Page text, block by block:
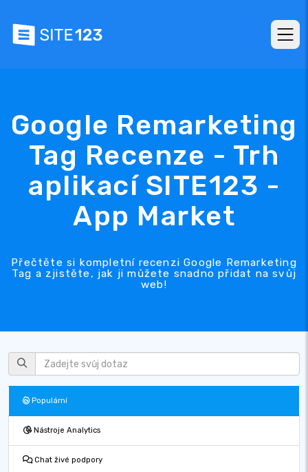
Google Remarketing
Tag Recenze - Trh
aplikací SITE123 -
App Market
Přečtěte si kompletní recenzi Google Remarketing
Tag a zjistěte, jak ji můžete snadno přidat na svůj
web!
Populární
Nástroje Analytics
Chat živé podpory